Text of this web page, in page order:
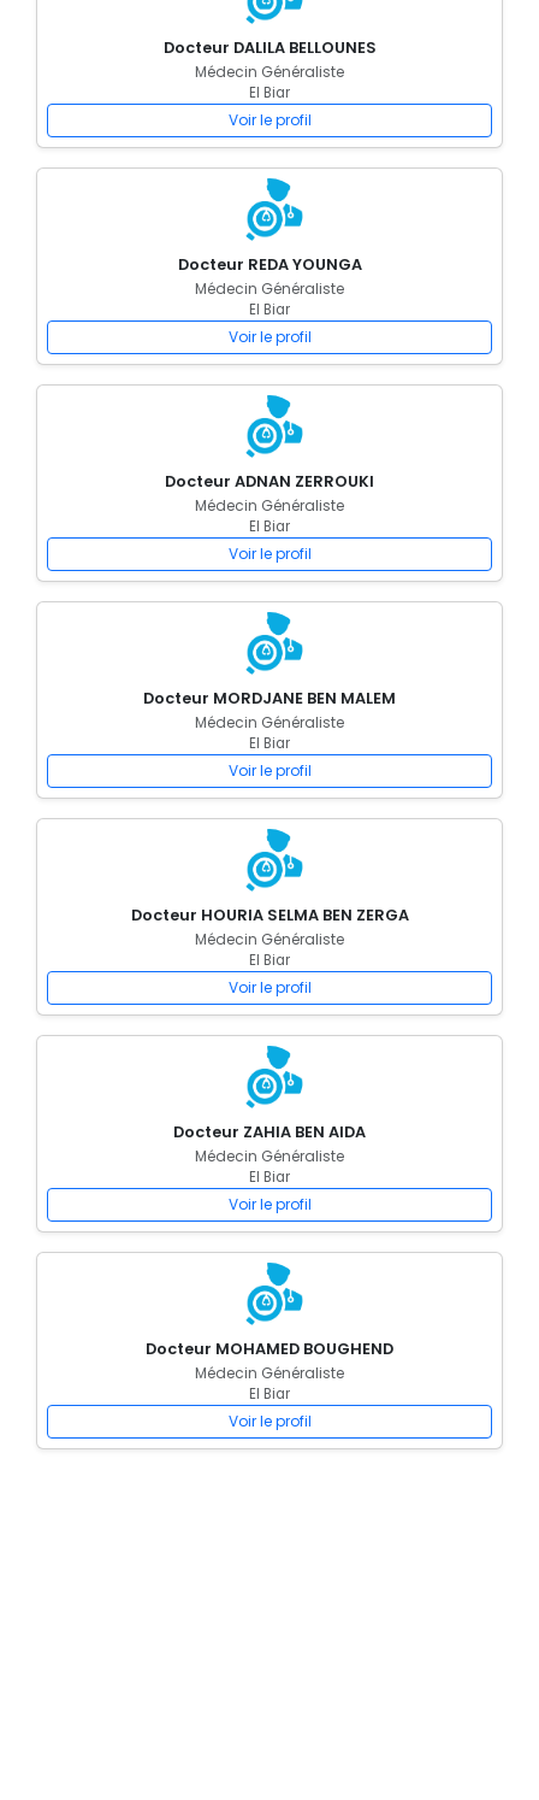
Docteur DALILA BELLOUNES
Médecin Généraliste
El Biar
Voir le profil
Docteur REDA YOUNGA
Médecin Généraliste
El Biar
Voir le profil
Docteur ADNAN ZERROUKI
Médecin Généraliste
El Biar
Voir le profil
Docteur MORDJANE BEN MALEM
Médecin Généraliste
El Biar
Voir le profil
Docteur HOURIA SELMA BEN ZERGA
Médecin Généraliste
El Biar
Voir le profil
Docteur ZAHIA BEN AIDA
Médecin Généraliste
El Biar
Voir le profil
Docteur MOHAMED BOUGHEND
Médecin Généraliste
El Biar
Voir le profil